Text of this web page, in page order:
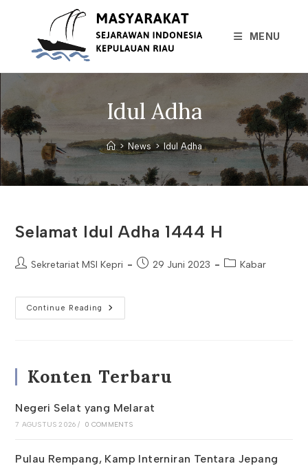
MENU
Idul Adha
> News > Idul Adha
Selamat Idul Adha 1444 H
PostSekretariat MSI Kepri
Post29 Juni 2023
PostKabar
Continue Reading
Selamat
Idul
Konten Terbaru
Negeri Selat yang Melarat
7 AGUSTUS 2026 / 0 COMMENTS
Pulau Rempang, Kamp Interniran Tentara Jepang